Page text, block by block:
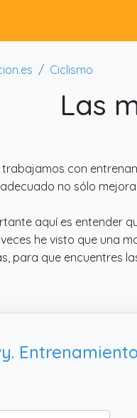
Ciclismo
Las
con
no sólo
aquí es entender
he visto que una
para que encuentres